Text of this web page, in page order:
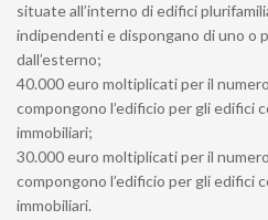
situate all’interno di edifici
indipendenti e dispongano di uno o
dall’esterno;
40.000 euro moltiplicati per il
compongono l’edificio per gli edifici
immobiliari;
30.000 euro moltiplicati per il
compongono l’edificio per gli edifici
immobiliari.